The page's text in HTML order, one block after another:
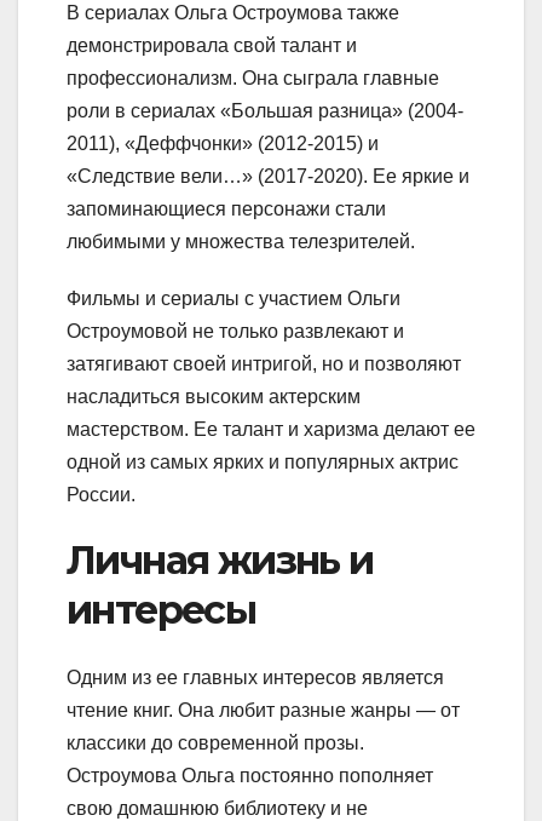
В сериалах Ольга Остроумова также
демонстрировала свой талант и
профессионализм. Она сыграла главные
роли в сериалах «Большая разница» (2004-
2011), «Деффчонки» (2012-2015) и
«Следствие вели…» (2017-2020). Ее яркие и
запоминающиеся персонажи стали
любимыми у множества телезрителей.
Фильмы и сериалы с участием Ольги
Остроумовой не только развлекают и
затягивают своей интригой, но и позволяют
насладиться высоким актерским
мастерством. Ее талант и харизма делают ее
одной из самых ярких и популярных актрис
России.
Личная жизнь и
интересы
Одним из ее главных интересов является
чтение книг. Она любит разные жанры — от
классики до современной прозы.
Остроумова Ольга постоянно пополняет
свою домашнюю библиотеку и не